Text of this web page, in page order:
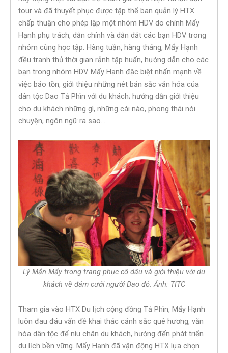
tour và đã thuyết phục được tập thể ban quản lý HTX
chấp thuận cho phép lập một nhóm HDV do chính Mẩy
Hạnh phụ trách, dẫn chính và dẫn dắt các bạn HDV trong
nhóm cùng học tập. Hàng tuần, hàng tháng, Mẩy Hạnh
đều tranh thủ thời gian rảnh tập huấn, hướng dẫn cho các
bạn trong nhóm HDV. Mẩy Hạnh đặc biệt nhấn mạnh về
việc bảo tồn, giới thiệu những nét bản sắc văn hóa của
dân tộc Dao Tả Phìn với du khách; hướng dẫn giới thiệu
cho du khách những gì, những cái nào, phong thái nói
chuyện, ngôn ngữ ra sao…
Lý Mắn Mẩy trong trang phục cô dâu và giới thiệu với du
khách về đám cưới người Dao đỏ. Ảnh: TITC
Tham gia vào HTX Du lịch cộng đồng Tả Phìn, Mẩy Hạnh
luôn đau đáu vấn đề khai thác cảnh sắc quê hương, văn
hóa dân tộc để níu chân du khách, hướng đến phát triển
du lịch bền vững. Mẩy Hạnh đã vận động HTX lựa chọn